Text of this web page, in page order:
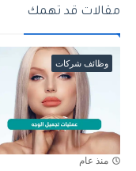
مقالات قد تهمك
وظائف شركات
منذ عام